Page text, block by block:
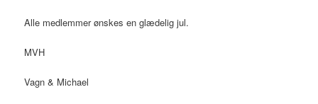
Alle medlemmer ønskes en glædelig jul.
MVH
Vagn & Michael